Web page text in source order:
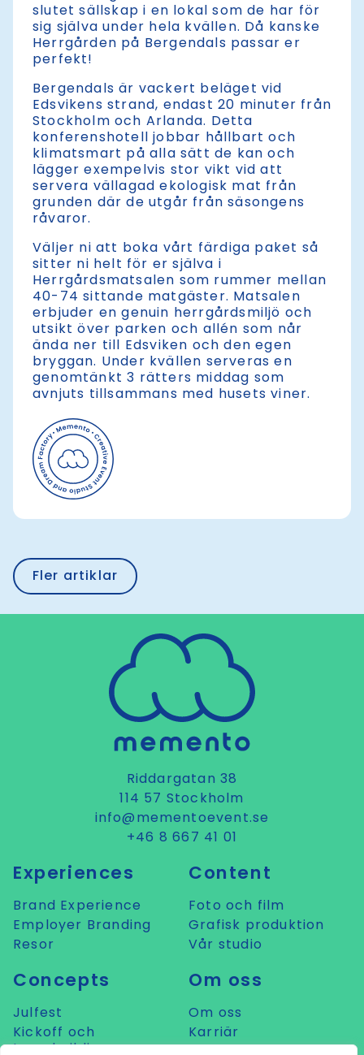
slutet sällskap i en lokal som de har för
sig själva under hela kvällen. Då kanske
Herrgården på Bergendals passar er
perfekt!
Bergendals är vackert beläget vid
Edsvikens strand, endast 20 minuter från
Stockholm och Arlanda. Detta
konferenshotell jobbar hållbart och
klimatsmart på alla sätt de kan och
lägger exempelvis stor vikt vid att
servera vällagad ekologisk mat från
grunden där de utgår från säsongens
råvaror.
Väljer ni att boka vårt färdiga paket så
sitter ni helt för er själva i
Herrgårdsmatsalen som rummer mellan
40-74 sittande matgäster. Matsalen
erbjuder en genuin herrgårdsmiljö och
utsikt över parken och allén som når
ända ner till Edsviken och den egen
bryggan. Under kvällen serveras en
genomtänkt 3 rätters middag som
avnjuts tillsammans med husets viner.
Fler artiklar
Riddargatan 38
114 57 Stockholm
info@mementoevent.se
+46 8 667 41 01
Experiences
Brand Experience
Employer Branding
Resor
Content
Foto och film
Grafisk produktion
Vår studio
Concepts
Julfest
Kickoff och
teambuilding
Om oss
Om oss
Karriär